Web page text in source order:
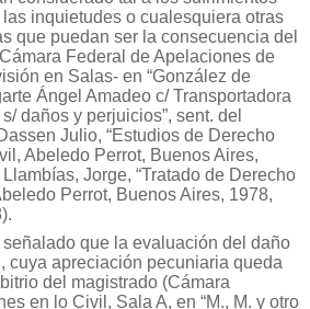
inquietudes o cualesquiera otras
que puedan ser la consecuencia del
Federal de Apelaciones de
en Salas- en “González de
Ángel Amadeo c/ Transportadora
daños y perjuicios”, sent. del
Julio, “Estudios de Derecho
Abeledo Perrot, Buenos Aires,
Jorge, “Tratado de Derecho
Perrot, Buenos Aires, 1978,
que la evaluación del daño
cuya apreciación pecuniaria queda
del magistrado (Cámara
en lo Civil, Sala A, en “M., M. y otro